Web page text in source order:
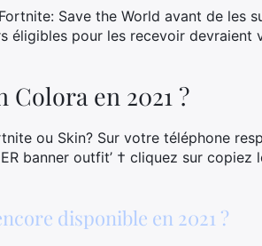
Save the World avant de les
éligibles pour les recevoir
en 2021 ?
ou Skin? Sur votre téléphone
banner outfit’ † cliquez sur
disponible en 2021 ?